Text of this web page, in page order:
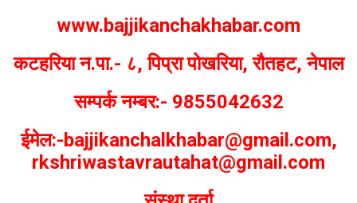
www.bajjikanchakhabar.com
कटहरिया न.पा.- ८, पिप्रा पोखरिया, रौतहट, नेपाल
सम्पर्क नम्बर:- 9855042632
ईमेल:-bajjikanchalkhabar@gmail.com,
rkshriwastavrautahat@gmail.com